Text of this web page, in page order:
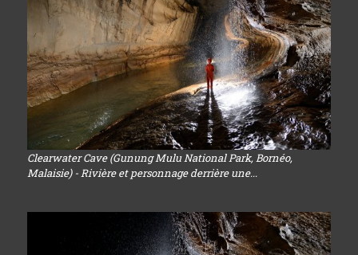
Clearwater Cave (Gunung Mulu National Park, Bornéo,
Malaisie) - Rivière et personnage derrière une...